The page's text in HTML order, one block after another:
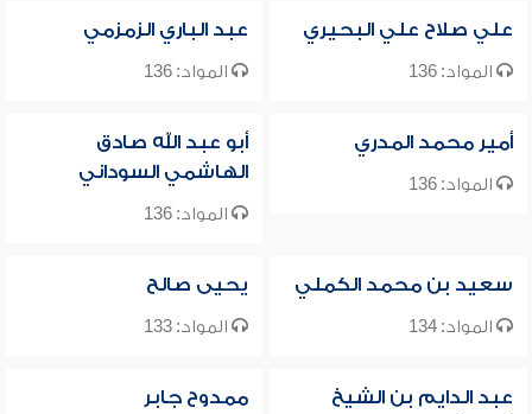
علي صلاح علي البحيري
المواد: 136
عبد الباري الزمزمي
المواد: 136
أمير محمد المدري
المواد: 136
أبو عبد الله صادق
الهاشمي السوداني
المواد: 136
سعيد بن محمد الكملي
المواد: 134
يحيى صالح
المواد: 133
عبد الدايم بن الشيخ
ممدوح جابر